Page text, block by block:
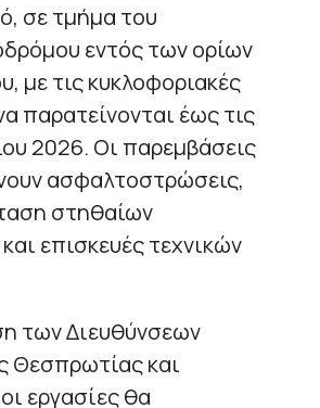
σε τμήμα του
εντός των ορίων
με τις κυκλοφοριακές
παρατείνονται έως τις
2026. Οι παρεμβάσεις
ασφαλτοστρώσεις,
στηθαίων
επισκευές τεχνικών
των Διευθύνσεων
Θεσπρωτίας και
εργασίες θα